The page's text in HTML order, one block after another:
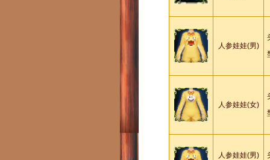
人参娃娃(男)
人参娃娃(女)
人参娃娃(男)